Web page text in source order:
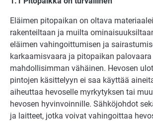
Eläimen pitopaikan on oltava
rakenteiltaan ja muilta
eläimen vahingoittumisen ja
karkaamisvaara ja pitopaikan palovaara
mahdollisimman vähäinen. Hevosen
pintojen käsittelyyn ei saa käyttää
aiheuttaa hevoselle myrkytyk­sen tai
hevosen hyvinvoinnille. Sähköjohdot
ja lait­teet, jotka voivat vahingoittaa